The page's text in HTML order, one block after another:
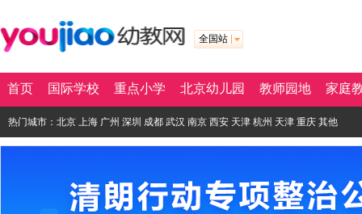
全国站
首页 国际学校 重点小学 北京幼儿园 教师园地 家庭
热门城市： 北京 上海 广州 深圳 成都 武汉 南京 西安 天津 杭州 天津 重庆 其他